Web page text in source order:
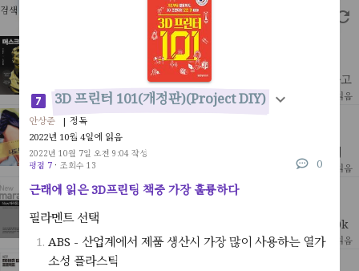
검색 결과 62개
그는 분명히 개척자고 혁신가였다. 어느 분야에서는 천재라고
불릴만 했다.1999년 처음 2,200만달러를 손에 쥔 그는 이제
세계 최고의 부자가 되었다.처음 그를 알게된건 2013
[ 인물 ] 9 2026년 2월 3일 읽음
마라톤 나도 할 수 있다
제프 갤러웨이 | 이명혜 역
* 워크 브레이크 - 5분 뛰고 1분 걸으며 32킬로 지점까지 계
속 걷는 시간을 늘려가며 뛰다 마지막 10킬로부터 역주하는
방식이 책을 읽기전까지 나는 '달리는 중 걷는건 패배자
2023년 7월 31일 읽음
마라톤교본
- 서브4 목표 - 5분 40초 페이스- 고글 준비- 훈련중에는 30k
m이상 달리지 않는다. 실전에서만 달린다.- 격주로 30km를
5분대/km로 달릴 수 있게 준비한다.- 피로가
[ 건강&미용&가정 ] 5 2023년 7월 31일 읽음
실전! 파이토치 딥러닝 프로젝트
3D 프린터 101(개정판)(Project DIY)
안상준
| 정독
2022년 10월 4일에 읽음
2022년 10월 7일 오전 9:04 작성
평점 7 · 조회수 13 0
근래에 읽은 3D프린팅 책중 가장 훌륭하다
필라멘트 선택
ABS - 산업계에서 제품 생산시 가장 많이 사용하는 열가
소성 플라스틱